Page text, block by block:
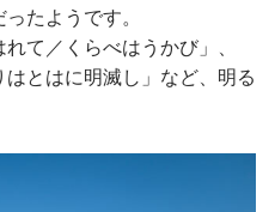
たようです。
て／くらべはうかび」、
はとはに明滅し」など、明る